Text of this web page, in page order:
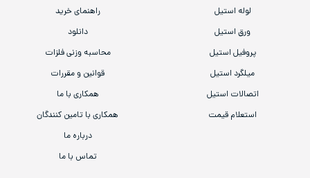
لوله استیل
ورق استیل
پروفیل استیل
میلگرد استیل
اتصالات استیل
استعلام قیمت
راهنمای خرید
دانلود
محاسبه وزنی فلزات
قوانین و مقررات
همکاری با ما
همکاری با تامین کنندگان
درباره ما
تماس با ما